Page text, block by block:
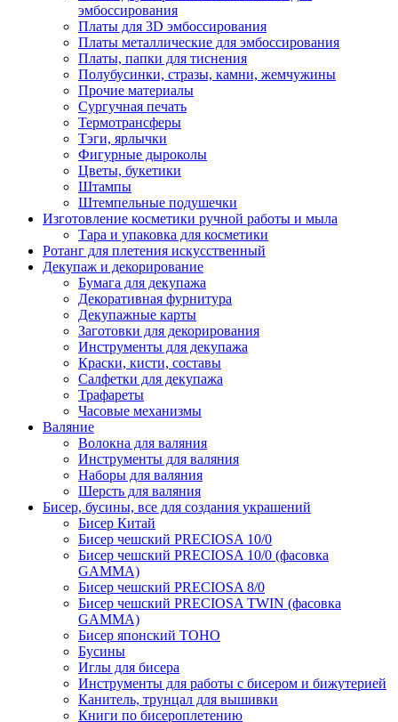
эмбоссирования
Платы для 3D эмбоссирования
Платы металлические для эмбоссирования
Платы, папки для тиснения
Полубусинки, стразы, камни, жемчужины
Прочие материалы
Сургучная печать
Термотрансферы
Тэги, ярлычки
Фигурные дыроколы
Цветы, букетики
Штампы
Штемпельные подушечки
Изготовление косметики ручной работы и мыла
Тара и упаковка для косметики
Ротанг для плетения искусственный
Декупаж и декорирование
Бумага для декупажа
Декоративная фурнитура
Декупажные карты
Заготовки для декорирования
Инструменты для декупажа
Краски, кисти, составы
Салфетки для декупажа
Трафареты
Часовые механизмы
Валяние
Волокна для валяния
Инструменты для валяния
Наборы для валяния
Шерсть для валяния
Бисер, бусины, все для создания украшений
Бисер Китай
Бисер чешский PRECIOSA 10/0
Бисер чешский PRECIOSA 10/0 (фасовка
GAMMA)
Бисер чешский PRECIOSA 8/0
Бисер чешский PRECIOSA TWIN (фасовка
GAMMA)
Бисер японский TOHO
Бусины
Иглы для бисера
Инструменты для работы с бисером и бижутерией
Канитель, трунцал для вышивки
Книги по бисероплетению